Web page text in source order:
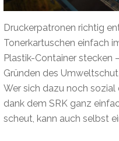
Druckerpatronen richtig
Tonerkartuschen einfach
Plastik-Container stecken
Gründen des
Wer sich dazu noch
dank dem SRK ganz
scheut, kann auch selbst